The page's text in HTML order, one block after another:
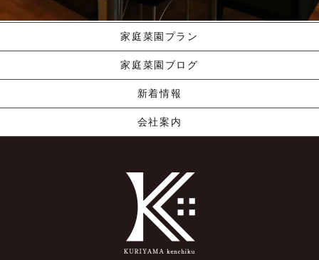
くりやま建築のこだわり
家庭菜園プラン
家庭菜園ブログ
新着情報
会社案内